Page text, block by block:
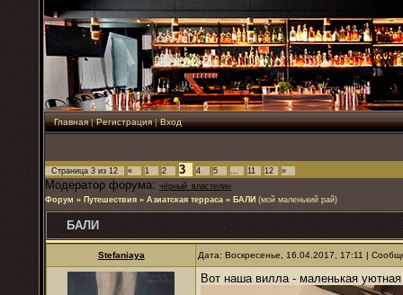
Главная|Регистрация|Вход
Страница 3 из 12 « 1 2 3 4 5 … 11 12 »
Модератор форума: чёрный_властелин
Форум » Путешествия » Азиатская терраса » БАЛИ (мой маленький рай)
БАЛИ
Stefaniaya Дата: Воскресенье, 16.04.2017, 17:11 |
Вот наша вилла - маленькая